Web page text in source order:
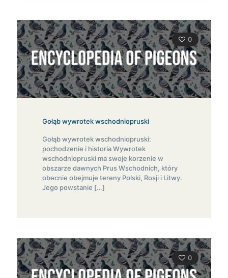
0
Gołąb wywrotek wschodniopruski
Gołąb wywrotek wschodniopruski:
pochodzenie i historia Wywrotek
wschodniopruski ma swoje korzenie w
obszarze dawnych Prus Wschodnich, który
obecnie obejmuje tereny Polski, Rosji i Litwy.
Jego powstanie […]
0